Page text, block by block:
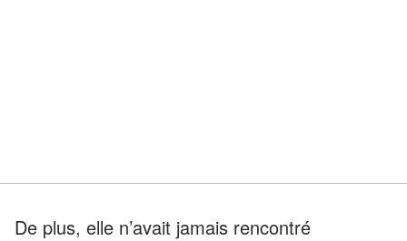
De plus, elle n’avait jamais rencontré